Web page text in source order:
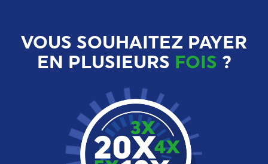
VOUS SOUHAITEZ PAYER
EN PLUSIEURS FOIS ?